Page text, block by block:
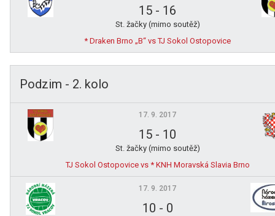
15 - 16
St. žačky (mimo soutěž)
* Draken Brno „B“ vs TJ Sokol Ostopovice
Podzim - 2. kolo
17. 9. 2017
15 - 10
St. žačky (mimo soutěž)
TJ Sokol Ostopovice vs * KNH Moravská Slavia Brno
17. 9. 2017
10 - 0